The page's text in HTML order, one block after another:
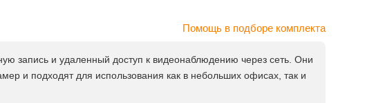
Помощь в подборе комплекта
запись и удаленный доступ к видеонаблюдению через сеть. Они
и подходят для использования как в небольших офисах, так и